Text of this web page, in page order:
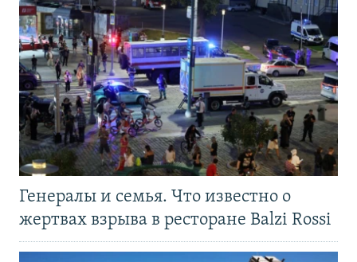
Генералы и семья. Что известно о
жертвах взрыва в ресторане Balzi Rossi